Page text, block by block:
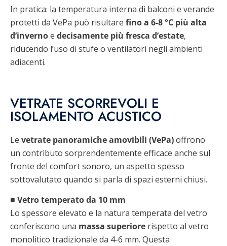
In pratica: la temperatura interna di balconi e verande
protetti da VePa può risultare fino a 6-8 °C più alta
d’invernoe decisamente più fresca d’estate,
riducendo l’uso di stufe o ventilatori negli ambienti
adiacenti.
VETRATE SCORREVOLI E
ISOLAMENTO ACUSTICO
Le vetrate panoramiche amovibili (VePa)offrono
un contributo sorprendentemente efficace anche sul
fronte del comfort sonoro, un aspetto spesso
sottovalutato quando si parla di spazi esterni chiusi.
■ Vetro temperato da 10 mm
Lo spessore elevato e la natura temperata del vetro
conferiscono una massa superiore rispetto al vetro
monolitico tradizionale da 4-6 mm. Questa